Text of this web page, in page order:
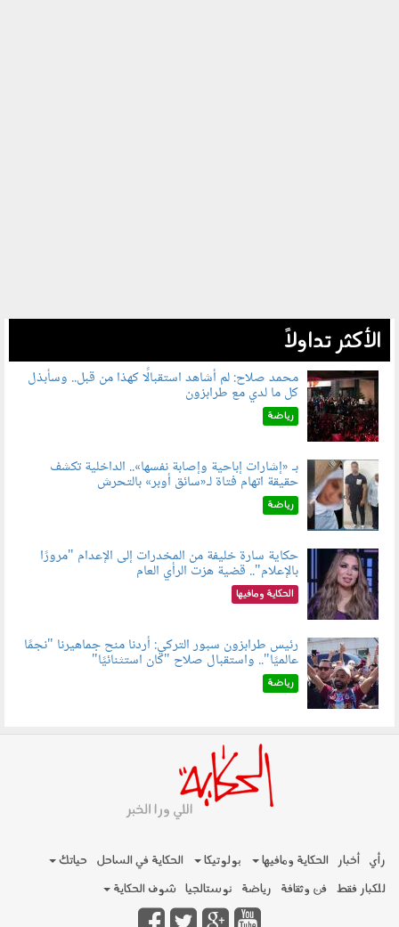
الأكثر تداولاً
060802.jpg
محمد صلاح: لم أشاهد استقبالًا كهذا من قبل.. وسأبذل
كل ما لدي مع طرابزون
رياضة
060804.jpg
بـ «إشارات إباحية وإصابة نفسها».. الداخلية تكشف
حقيقة اتهام فتاة لـ«سائق أوبر» بالتحرش
رياضة
060801.jpeg
حكاية سارة خليفة من المخدرات إلى الإعدام "مرورًا
بالإعلام".. قضية هزت الرأي العام
الحكاية ومافيها
060803.jpg
رئيس طرابزون سبور التركي: أردنا منح جماهيرنا "نجمًا
عالميًا".. واستقبال صلاح "كان استثنائيًا"
رياضة
رأي أخبار الحكاية ومافيها بولوتيكا الحكاية في الساحل
حياتك
للكبار فقط فن وثقافة رياضة نوستالجيا شوف الحكاية